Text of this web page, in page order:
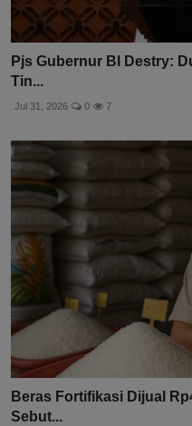
Pjs Gubernur BI Destry:
Tin...
Jul 31, 2026 0 7
Beras Fortifikasi Dijual
Sebut...